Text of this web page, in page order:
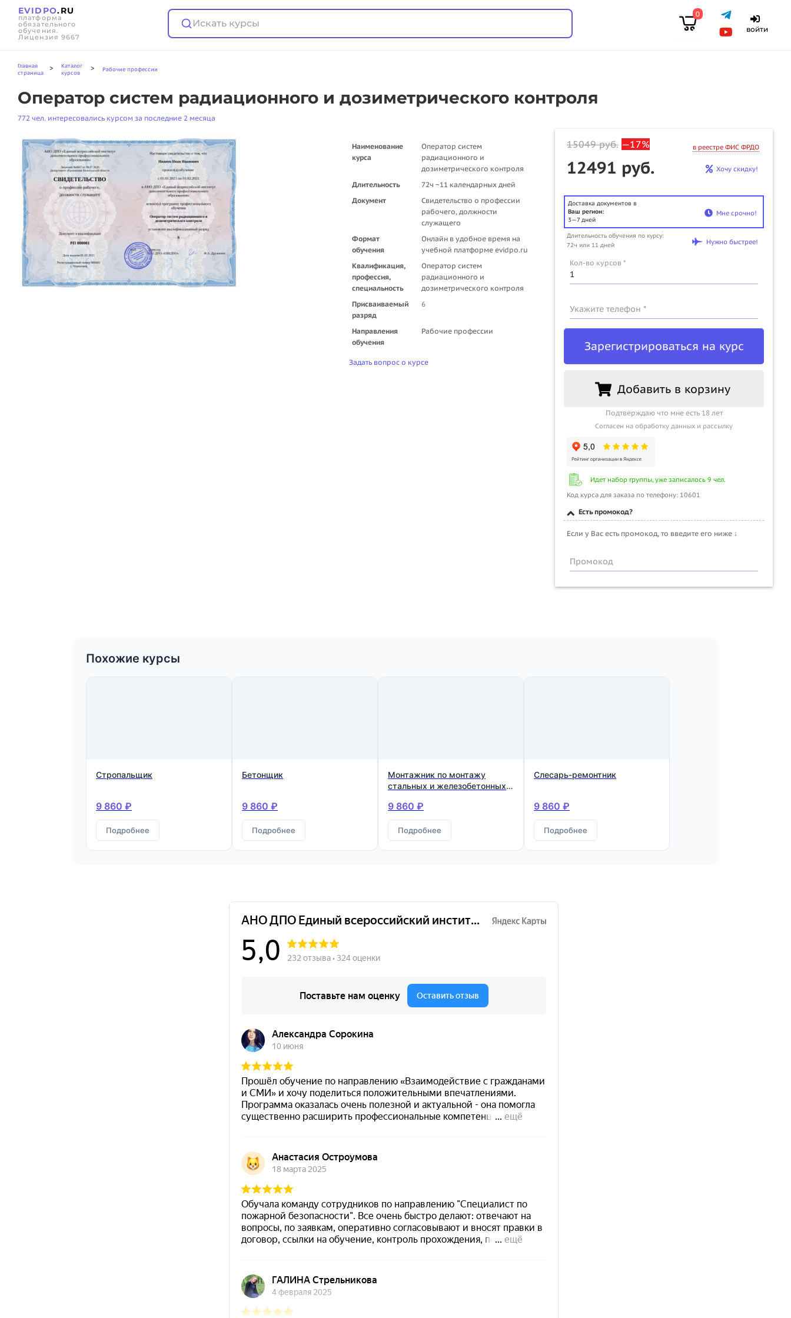
EVIDPO.RU
платформа
обязательного
обучения.
Лицензия 9667
Искать курсы
0
войти
Главная
страница
>
Каталог
курсов
> Рабочие профессии
Оператор систем радиационного и дозиметрического контроля
772 чел. интересовались курсом за последние 2 месяца
Наименование
курса
Оператор систем
радиационного и
дозиметрического контроля
Длительность
72ч ~11 календарных дней
Документ
Свидетельство о профессии
рабочего, должности
служащего
Формат
обучения
Онлайн в удобное время на
учебной платформе evidpo.ru
Квалификация,
профессия,
специальность
Оператор систем
радиационного и
дозиметрического контроля
Присваиваемый
разряд
6
Направления
обучения
Рабочие профессии
Задать вопрос о курсе
15049руб. —17% в реестре ФИС ФРДО
12491 руб. Хочу скидку!
Доставка документов в
Ваш регион:
3—7 дней
Мне срочно!
Длительность обучения по курсу:
72ч или 11 дней
Нужно быстрее!
Кол-во курсов *
Укажите телефон *
Зарегистрироваться на курс
Добавить в корзину
Подтверждаю что мне есть 18 лет
Согласен на обработку данных и рассылку
Идет набор группы, уже записалось 9 чел.
Код курса для заказа по телефону: 10601
Есть промокод?
Если у Вас есть промокод, то введите его ниже ↓
Промокод
Похожие курсы
Стропальщик
9 860 ₽
Подробнее
Бетонщик
9 860 ₽
Подробнее
Монтажник по монтажу
стальных и железобетонных
9 860 ₽
Подробнее
Слесарь-ремонтник
9 860 ₽
Подробнее